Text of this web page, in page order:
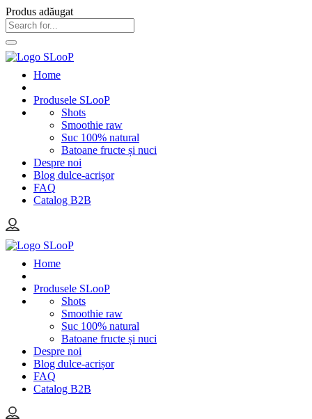
Produs adăugat
Home
Produsele SLooP
Shots
Smoothie raw
Suc 100% natural
Batoane fructe și nuci
Despre noi
Blog dulce-acrișor
FAQ
Catalog B2B
Home
Produsele SLooP
Shots
Smoothie raw
Suc 100% natural
Batoane fructe și nuci
Despre noi
Blog dulce-acrișor
FAQ
Catalog B2B